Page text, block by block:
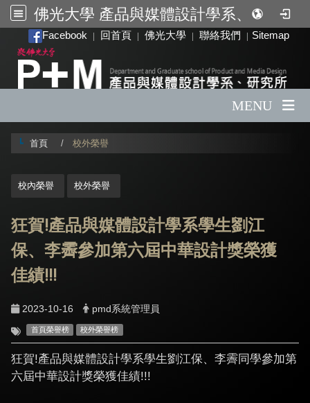
佛光大學 產品與媒體設計學系、研究所
Facebook 回首頁 佛光大學 聯絡我們 Sitemap
MENU
首頁 校外榮譽
校內榮譽 校外榮譽
狂賀!產品與媒體設計學系學生劉江
保、李霽參加第六屆中華設計獎榮獲
佳績!!!
2023-10-16 pmd系統管理員
首頁榮譽榜 校外榮譽榜
狂賀!產品與媒體設計學系學生劉江保、李霽同學參加第
六屆中華設計獎榮獲佳績!!!